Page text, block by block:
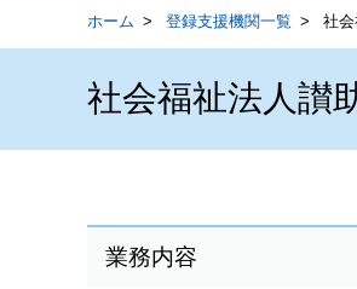
ホーム 登録支援機関一覧 社
社会福祉法人讃
業務内容